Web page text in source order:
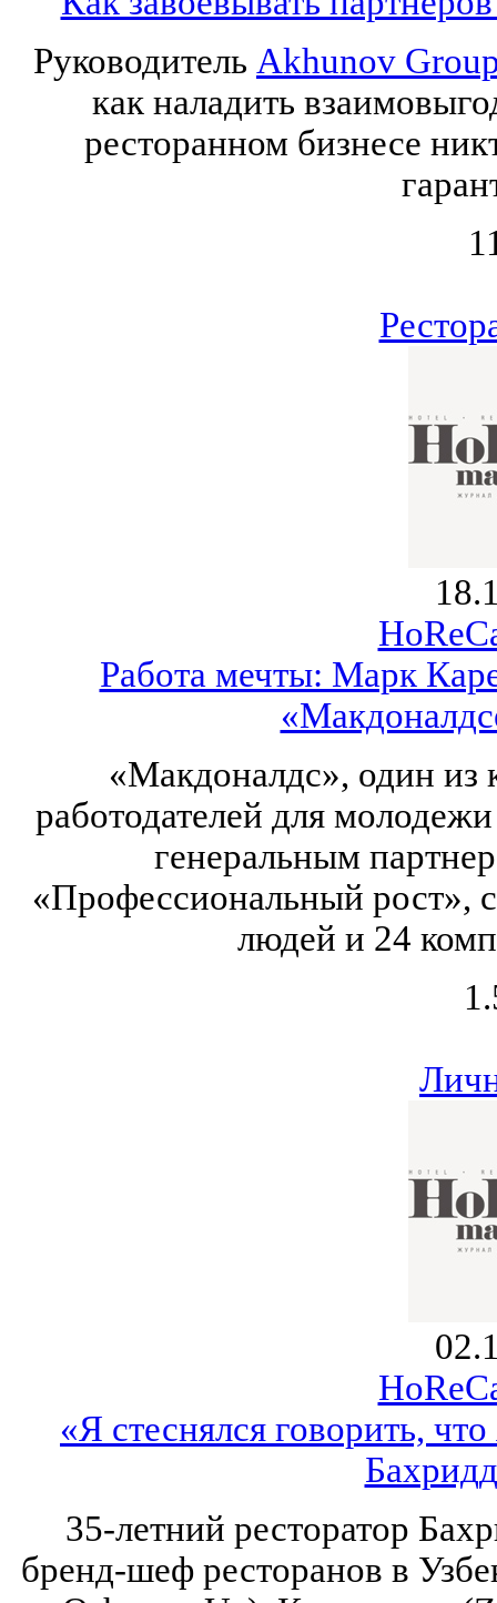
Руководитель Akhunov
как наладить
ресторанном бизнесе
Работа мечты: Марк
«Макдоналдс», один из
работодателей для
генеральным
«Профессиональный рост»,
людей и 24
«Я стеснялся говорить,
35-летний ресторатор
бренд-шеф ресторанов в